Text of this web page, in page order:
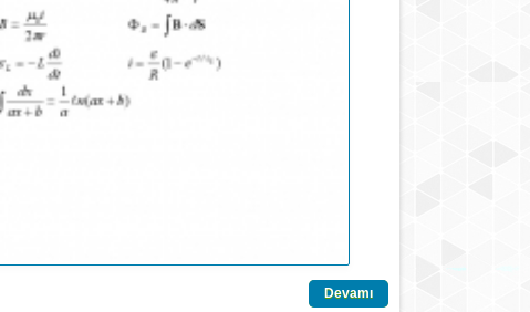
Devamı